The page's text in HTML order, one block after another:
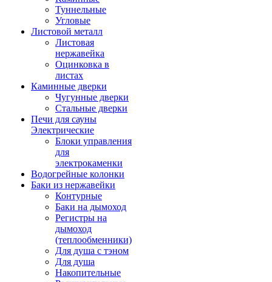
Туннельные
Угловые
Листовой металл
Листовая
нержавейка
Оцинковка в
листах
Каминные дверки
Чугунные дверки
Стальные дверки
Печи для сауны
Электрические
Блоки управления
для
электрокаменки
Водогрейные колонки
Баки из нержавейки
Контурные
Баки на дымоход
Регистры на
дымоход
(теплообменники)
Для душа с тэном
Для душа
Накопительные